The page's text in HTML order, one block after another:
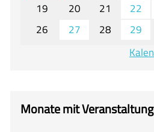
Unsere Konzepte
Downloads
Unter-, Mittel und Oberstufe
itslearning
19
20 21 22
26
27 28 29
Monate mit